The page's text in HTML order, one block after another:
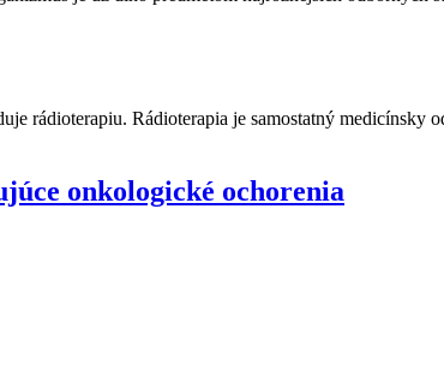
rádioterapiu. Rádioterapia je samostatný
onkologické ochorenia